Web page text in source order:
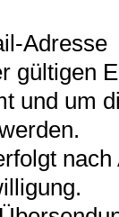
Adresse
gültigen
und um
nach